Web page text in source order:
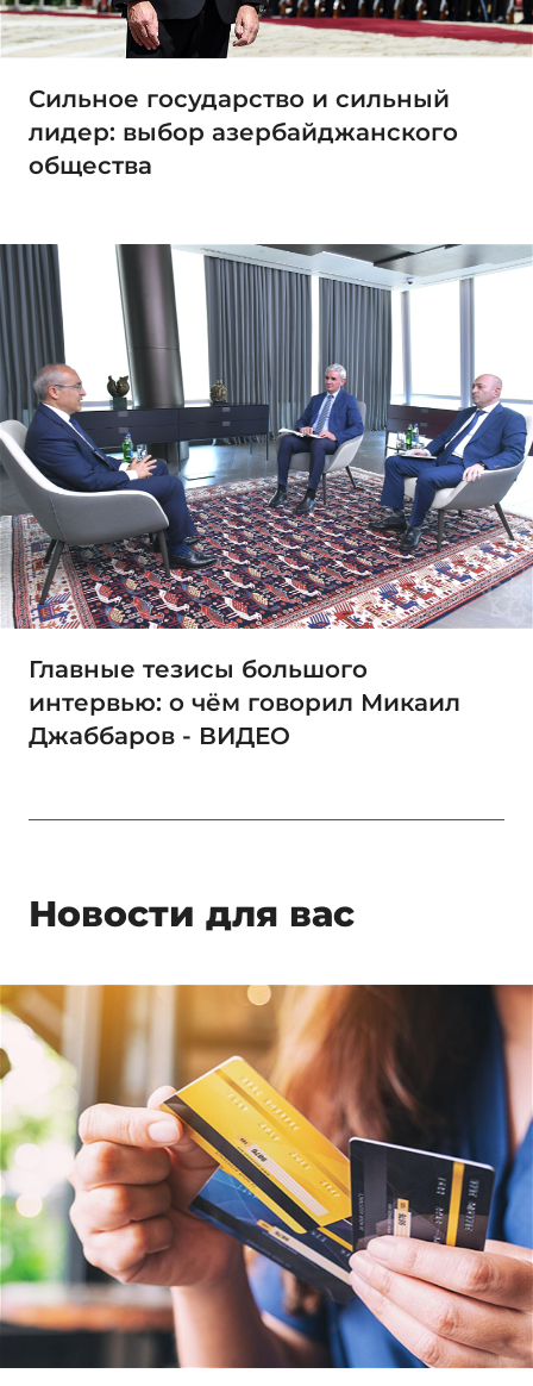
Сильное государство и сильный
лидер: выбор азербайджанского
общества
Главные тезисы большого
интервью: о чём говорил Микаил
Джаббаров - ВИДЕО
Новости для вас